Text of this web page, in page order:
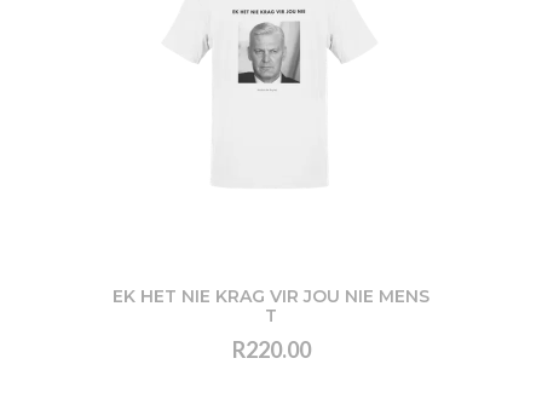
EK HET NIE KRAG VIR JOU NIE MENS
T
R220.00